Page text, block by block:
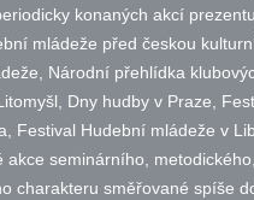
konaných akcí
mládeže před českou
Národní přehlídka
Dny hudby v Praze,
Festival Hudební mládeže v
akce seminárního,
charakteru směřované spíše